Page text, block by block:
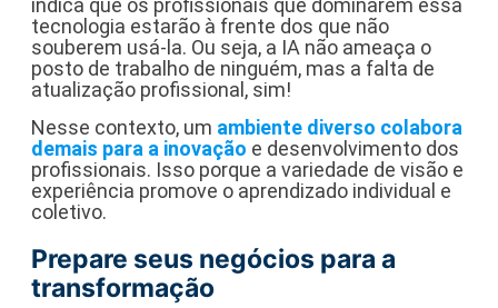
indica que os profissionais que dominarem essa
tecnologia estarão à frente dos que não
souberem usá-la. Ou seja, a IA não ameaça o
posto de trabalho de ninguém, mas a falta de
atualização profissional, sim!
Nesse contexto, um ambiente diverso colabora
demais para a inovação e desenvolvimento dos
profissionais. Isso porque a variedade de visão e
experiência promove o aprendizado individual e
coletivo.
Prepare seus negócios para a
transformação